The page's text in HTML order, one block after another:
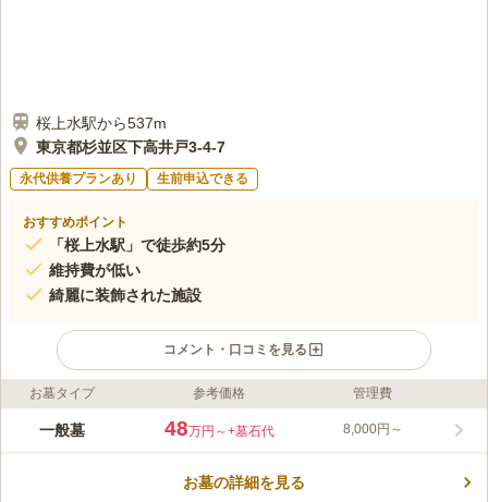
桜上水駅から537m
東京都杉並区下高井戸3-4-7
永代供養プランあり 生前申込できる
おすすめポイント
「桜上水駅」で徒歩約5分
維持費が低い
綺麗に装飾された施設
コメント・口コミを見る
ライフドット編集部のコメント
桜上水 みたま墓苑は、杉並区にある日蓮宗の寺院です。甲州街
は、京王線「桜上水駅」で徒歩5分とアクセスも良好です。駅か
お墓タイプ 参考価格 管理費
一般墓 48万円～+墓石代 8,000円～
お墓の詳細を見る